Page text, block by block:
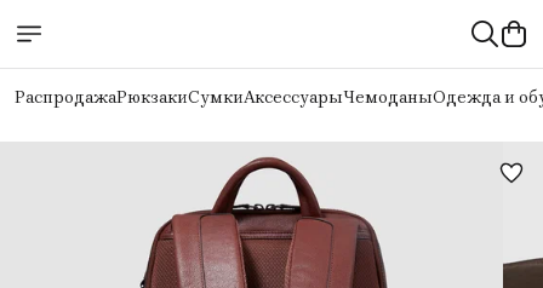
РаспродажаРюкзакиСумкиАксессуарыЧемоданыОдежда и